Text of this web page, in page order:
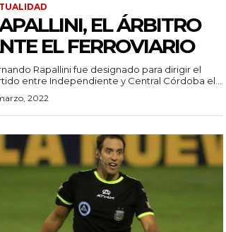
EL ÁRBITRO
EL FERROVIARIO
Rapallini fue designado para dirigir el
entre Independiente y Central Córdoba el...
2022